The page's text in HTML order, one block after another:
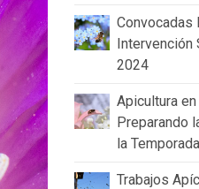
Convocadas
Intervención
2024
Apicultura
Preparando
la
Trabajos